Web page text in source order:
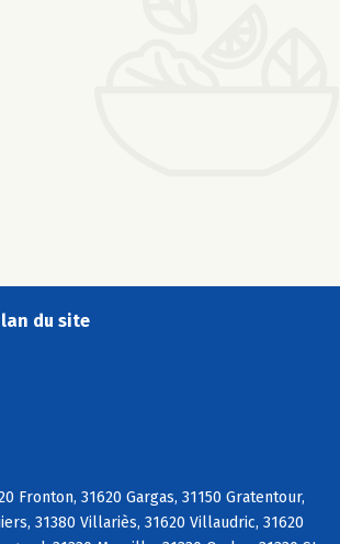
du site
Fronton, 31620 Gargas, 31150 Gratentour,
31380 Villariès, 31620 Villaudric, 31620